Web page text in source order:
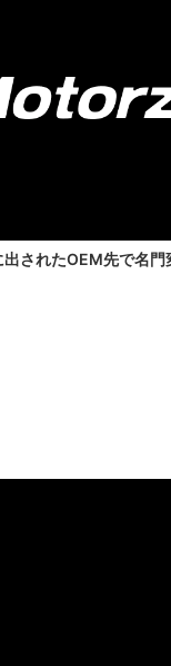
されたOEM先で名門